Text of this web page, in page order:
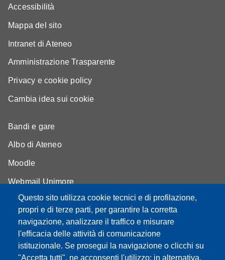
Questo sito utilizza cookie tecnici e di profilazione,
propri e di terze parti, per garantire la corretta
navigazione, analizzare il traffico e misurare
l'efficacia delle attività di comunicazione
istituzionale. Se prosegui la navigazione o clicchi su
"Accetta tutti", ne acconsenti l'utilizzo; in alternativa,
Accessibilità
Mappa del sito
Intranet di Ateneo
Amministrazione Trasparente
Privacy e cookie policy
Cambia idea sui cookie
Bandi e gare
Albo di Ateneo
Moodle
Webmail Unimore
Aule Unimore
Dove siamo
FAQ